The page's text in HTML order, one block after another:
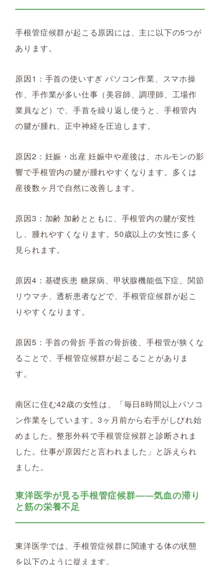
手根管症候群が起こる原因には、主に以下の5つが
あります。
原因1：手首の使いすぎ パソコン作業、スマホ操
作、手作業が多い仕事（美容師、調理師、工場作
業員など）で、手首を繰り返し使うと、手根管内
の腱が腫れ、正中神経を圧迫します。
原因2：妊娠・出産 妊娠中や産後は、ホルモンの影
響で手根管内の腱が腫れやすくなります。多くは
産後数ヶ月で自然に改善します。
原因3：加齢 加齢とともに、手根管内の腱が変性
し、腫れやすくなります。50歳以上の女性に多く
見られます。
原因4：基礎疾患 糖尿病、甲状腺機能低下症、関節
リウマチ、透析患者などで、手根管症候群が起こ
りやすくなります。
原因5：手首の骨折 手首の骨折後、手根管が狭くな
ることで、手根管症候群が起こることがありま
す。
南区に住む42歳の女性は、「毎日8時間以上パソコ
ン作業をしています。3ヶ月前から右手がしびれ始
めました。整形外科で手根管症候群と診断されま
した。仕事が原因だと言われました」と訴えられ
ました。
東洋医学が見る手根管症候群――気血の滞り
と筋の栄養不足
東洋医学では、手根管症候群に関連する体の状態
を以下のように捉えます。